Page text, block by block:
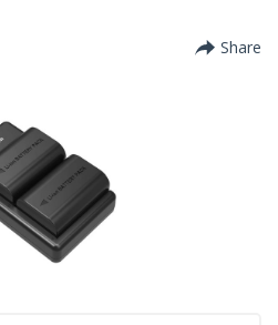
Share